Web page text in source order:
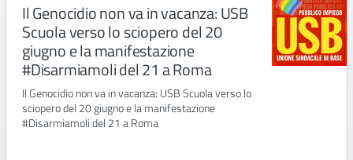
Il Genocidio non va in vacanza: USB
Scuola verso lo sciopero del 20
giugno e la manifestazione
#Disarmiamoli del 21 a Roma
Il Genocidio non va in vacanza: USB Scuola verso lo
sciopero del 20 giugno e la manifestazione
#Disarmiamoli del 21 a Roma